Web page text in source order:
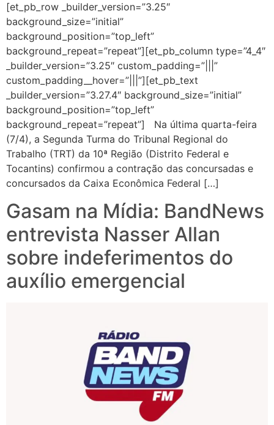
[et_pb_row _builder_version=”3.25″
background_size=”initial”
background_position=”top_left”
background_repeat=”repeat”][et_pb_column type=”4_4″
_builder_version=”3.25″ custom_padding=”|||”
custom_padding__hover=”|||”][et_pb_text
_builder_version=”3.27.4″ background_size=”initial”
background_position=”top_left”
background_repeat=”repeat”] Na última quarta-feira
(7/4), a Segunda Turma do Tribunal Regional do
Trabalho (TRT) da 10ª Região (Distrito Federal e
Tocantins) confirmou a contração das concursadas e
concursados da Caixa Econômica Federal […]
Gasam na Mídia: BandNews
entrevista Nasser Allan
sobre indeferimentos do
auxílio emergencial